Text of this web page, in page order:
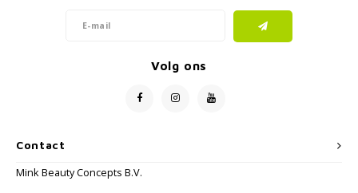
Contact
Mink Beauty Concepts B.V.
Volg ons